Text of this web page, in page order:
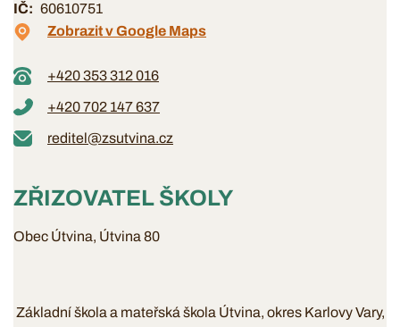
IČ
60610751
Zobrazit v Google Maps
+420 353 312 016
+420 702 147 637
reditel@zsutvina.cz
ZŘIZOVATEL ŠKOLY
Obec Útvina, Útvina 80
Základní škola a mateřská škola Útvina, okres Karlovy Vary,